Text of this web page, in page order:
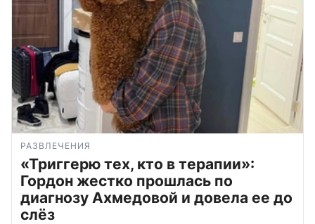
РАЗВЛЕЧЕНИЯ
«Триггерю тех, кто в терапии»:
Гордон жестко прошлась по
диагнозу Ахмедовой и довела ее до
слёз